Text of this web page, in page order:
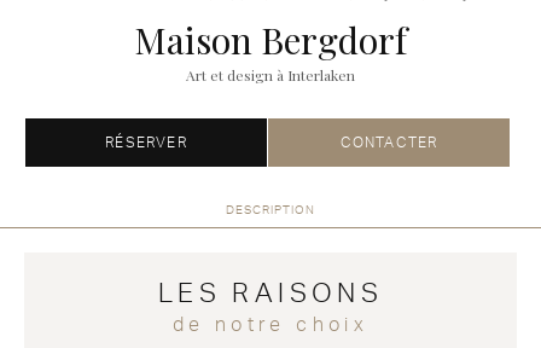
Maison Bergdorf
Art et design à Interlaken
RÉSERVER CONTACTER
DESCRIPTION
LES RAISONS
de notre choix